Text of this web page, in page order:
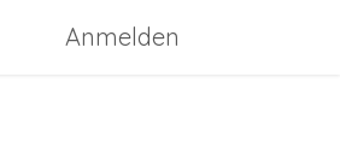
Anmelden